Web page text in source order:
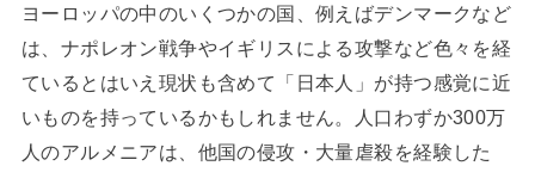
ヨーロッパの中のいくつかの国、例えばデンマークなど
は、ナポレオン戦争やイギリスによる攻撃など色々を経
ているとはいえ現状も含めて「日本人」が持つ感覚に近
いものを持っているかもしれません。人口わずか300万
人のアルメニアは、他国の侵攻・大量虐殺を経験した